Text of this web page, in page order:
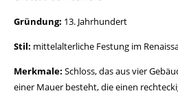
Gründung: 13. Jahrhundert
Stil: mittelalterliche Festung im
Merkmale: Schloss, das aus vier
einer Mauer besteht, die einen